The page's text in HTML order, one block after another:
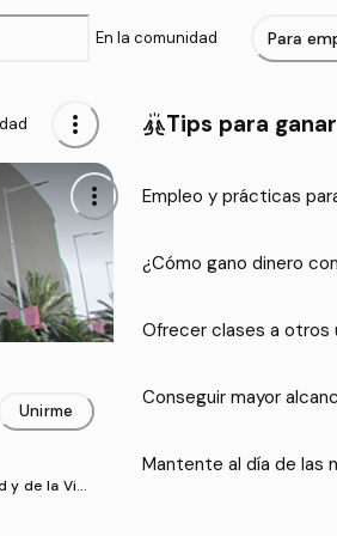
more_vert
more_vert
Unirme
y de la Vid
cheerTips para
Empleo y prácticas
¿Cómo gano dinero
Ofrecer clases a otros
Conseguir mayor
Mantente al día de las
En la comunidad Para